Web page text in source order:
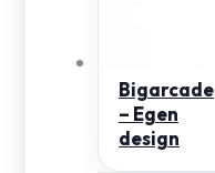
Bigarcade
– Egen
design